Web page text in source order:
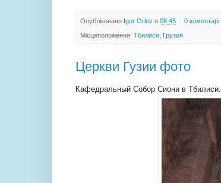
Опубліковано Igor Orlov о 08:45 0 коментарі
Місцеположення: Тбилиси, Грузия
Церкви Гузии фото
Кафедральный Собор Сиони в Тбилиси.